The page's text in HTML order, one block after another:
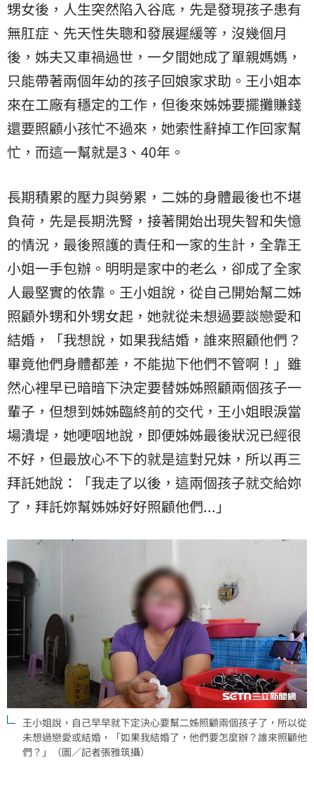
甥女後，人生突然陷入谷底，先是發現孩子患有
無肛症、先天性失聰和發展遲緩等，沒幾個月
後，姊夫又車禍過世，一夕間她成了單親媽媽，
只能帶著兩個年幼的孩子回娘家求助。王小姐本
來在工廠有穩定的工作，但後來姊姊要擺攤賺錢
還要照顧小孩忙不過來，她索性辭掉工作回家幫
忙，而這一幫就是3、40年。
長期積累的壓力與勞累，二姊的身體最後也不堪
負荷，先是長期洗腎，接著開始出現失智和失憶
的情況，最後照護的責任和一家的生計，全靠王
小姐一手包辦。明明是家中的老么，卻成了全家
人最堅實的依靠。王小姐說，從自己開始幫二姊
照顧外甥和外甥女起，她就從未想過要談戀愛和
結婚，「我想說，如果我結婚，誰來照顧他們？
畢竟他們身體都差，不能拋下他們不管啊！」雖
然心裡早已暗暗下決定要替姊姊照顧兩個孩子一
輩子，但想到姊姊臨終前的交代，王小姐眼淚當
場潰堤，她哽咽地說，即便姊姊最後狀況已經很
不好，但最放心不下的就是這對兄妹，所以再三
拜託她說：「我走了以後，這兩個孩子就交給妳
了，拜託妳幫姊姊好好照顧他們...」
王小姐說，自己早早就下定決心要幫二姊照顧兩個孩子了，所以從
未想過戀愛或結婚，「如果我結婚了，他們要怎麼辦？誰來照顧他
們？」（圖／記者張雅筑攝）